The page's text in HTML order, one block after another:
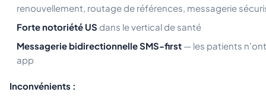
renouvellement, routage de références, messagerie
Forte notoriété US dans le vertical de santé
Messagerie bidirectionnelle SMS-first — les patients
app
Inconvénients :